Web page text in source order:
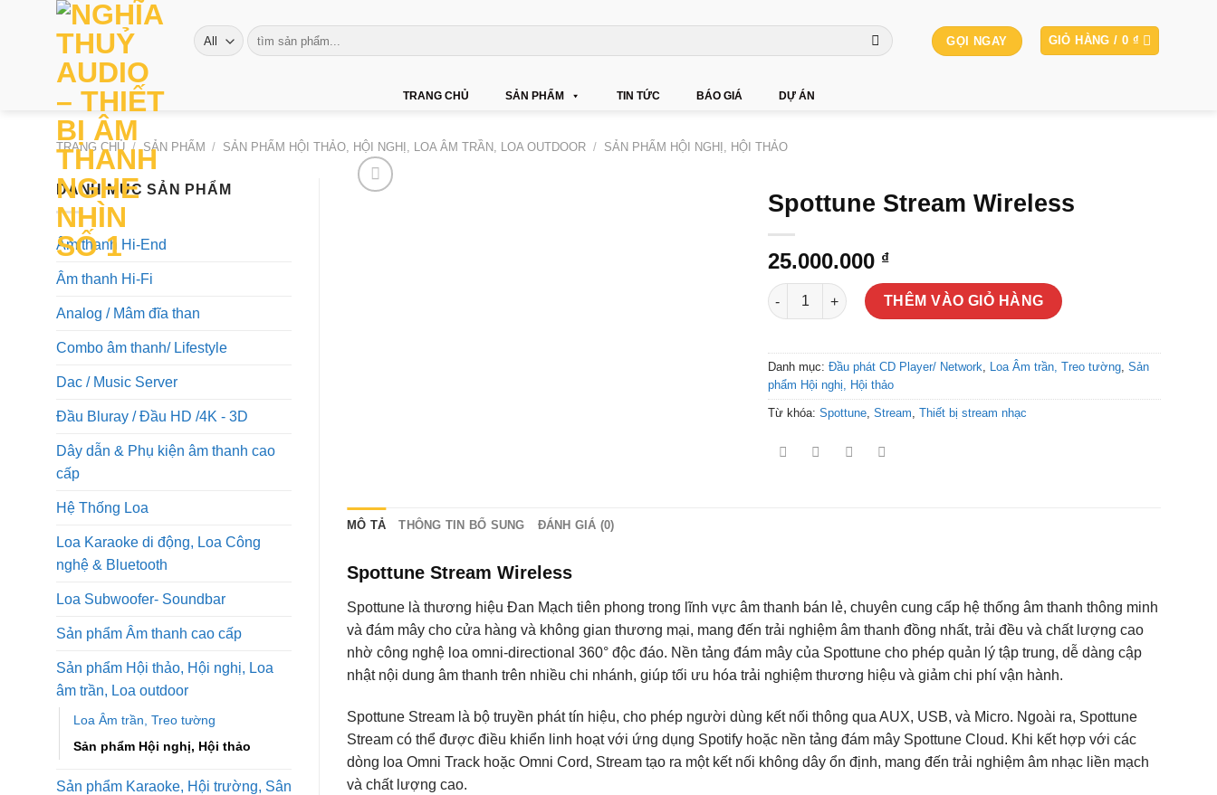
Tìm
kiếm:
GỌI NGAY GIỎ HÀNG / 0 ₫
TRANG CHỦ SẢN PHẨM TIN TỨC BÁO GIÁ DỰ ÁN
TRANG CHỦ / SẢN PHẨM / SẢN PHẨM HỘI THẢO, HỘI NGHỊ, LOA ÂM TRẦN, LOA OUTDOOR / SẢN PHẨM HỘI NGHỊ, HỘI THẢO
DANH MỤC SẢN PHẨM
Âm thanh Hi-End
Âm thanh Hi-Fi
Analog / Mâm đĩa than
Combo âm thanh/ Lifestyle
Dac / Music Server
Đầu Bluray / Đầu HD /4K - 3D
Dây dẫn & Phụ kiện âm thanh cao
cấp
Hệ Thống Loa
Loa Karaoke di động, Loa Công
nghệ & Bluetooth
Loa Subwoofer- Soundbar
Sản phẩm Âm thanh cao cấp
Sản phẩm Hội thảo, Hội nghị, Loa
âm trần, Loa outdoor
Loa Âm trần, Treo tường
Sản phẩm Hội nghị, Hội thảo
Sản phẩm Karaoke, Hội trường, Sân
Spottune Stream Wireless
25.000.000 ₫
Spottune Stream Wireless số lượng
THÊM VÀO GIỎ HÀNG
Danh mục: Đầu phát CD Player/ Network Loa Âm trần, Treo tường, Sản
phẩm Hội nghị, Hội thảo
Từ khóa: Spottune, Stream Thiết bị stream nhạc
MÔ TẢ THÔNG TIN BỔ SUNG ĐÁNH GIÁ (0)
Spottune Stream Wireless
Spottune là thương hiệu Đan Mạch tiên phong trong lĩnh vực âm thanh bán lẻ, chuyên cung cấp hệ thống âm thanh thông minh
và đám mây cho cửa hàng và không gian thương mại, mang đến trải nghiệm âm thanh đồng nhất, trải đều và chất lượng cao
nhờ công nghệ loa omni-directional 360° độc đáo. Nền tảng đám mây của Spottune cho phép quản lý tập trung, dễ dàng cập
nhật nội dung âm thanh trên nhiều chi nhánh, giúp tối ưu hóa trải nghiệm thương hiệu và giảm chi phí vận hành.
Spottune Stream là bộ truyền phát tín hiệu, cho phép người dùng kết nối thông qua AUX, USB, và Micro. Ngoài ra, Spottune
Stream có thể được điều khiển linh hoạt với ứng dụng Spotify hoặc nền tảng đám mây Spottune Cloud. Khi kết hợp với các
dòng loa Omni Track hoặc Omni Cord, Stream tạo ra một kết nối không dây ổn định, mang đến trải nghiệm âm nhạc liền mạch
và chất lượng cao.